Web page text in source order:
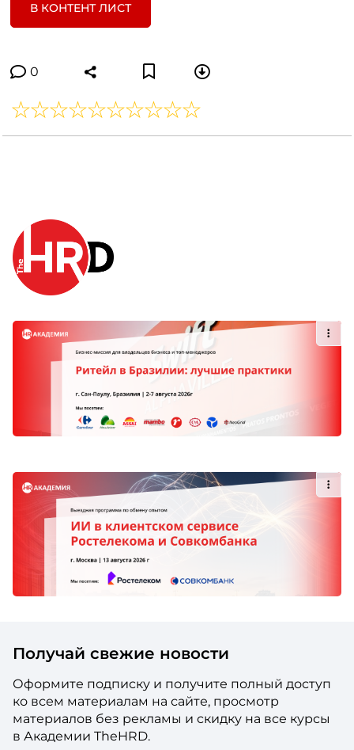
В КОНТЕНТ ЛИСТ
0
Получай свежие новости
Оформите подписку и получите полный доступ
ко всем материалам на сайте, просмотр
материалов без рекламы и скидку на все курсы
в Академии TheHRD.